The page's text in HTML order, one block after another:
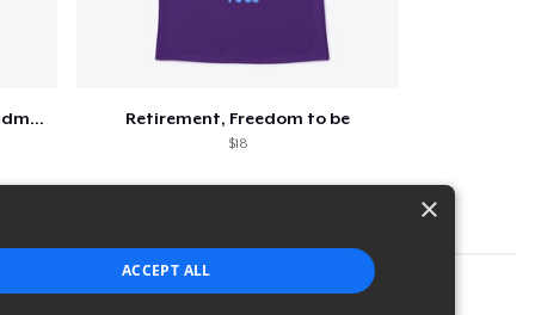
Retired and the happiest grandma ever Retirement, Freedom to be
$18
×
ACCEPT ALL